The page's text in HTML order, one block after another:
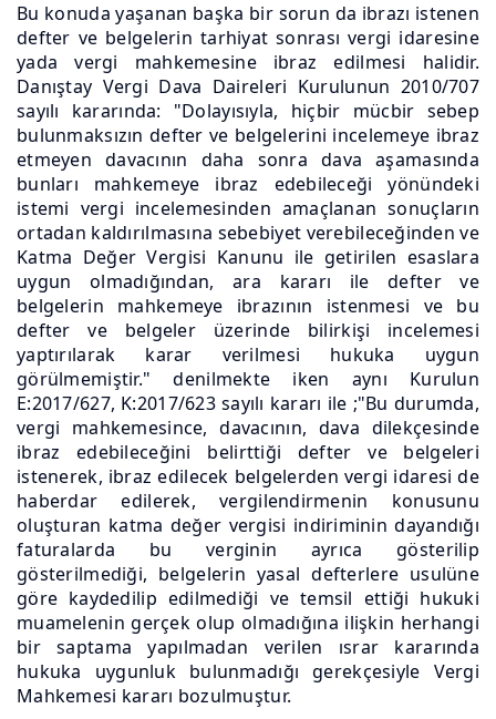
Bu konuda yaşanan başka bir sorun da ibrazı istenen
defter ve belgelerin tarhiyat sonrası vergi idaresine
yada vergi mahkemesine ibraz edilmesi halidir.
Danıştay Vergi Dava Daireleri Kurulunun 2010/707
sayılı kararında: "Dolayısıyla, hiçbir mücbir sebep
bulunmaksızın defter ve belgelerini incelemeye ibraz
etmeyen davacının daha sonra dava aşamasında
bunları mahkemeye ibraz edebileceği yönündeki
istemi vergi incelemesinden amaçlanan sonuçların
ortadan kaldırılmasına sebebiyet verebileceğinden ve
Katma Değer Vergisi Kanunu ile getirilen esaslara
uygun olmadığından, ara kararı ile defter ve
belgelerin mahkemeye ibrazının istenmesi ve bu
defter ve belgeler üzerinde bilirkişi incelemesi
yaptırılarak karar verilmesi hukuka uygun
görülmemiştir." denilmekte iken aynı Kurulun
E:2017/627, K:2017/623 sayılı kararı ile ;"Bu durumda,
vergi mahkemesince, davacının, dava dilekçesinde
ibraz edebileceğini belirttiği defter ve belgeleri
istenerek, ibraz edilecek belgelerden vergi idaresi de
haberdar edilerek, vergilendirmenin konusunu
oluşturan katma değer vergisi indiriminin dayandığı
faturalarda bu verginin ayrıca gösterilip
gösterilmediği, belgelerin yasal defterlere usulüne
göre kaydedilip edilmediği ve temsil ettiği hukuki
muamelenin gerçek olup olmadığına ilişkin herhangi
bir saptama yapılmadan verilen ısrar kararında
hukuka uygunluk bulunmadığı gerekçesiyle Vergi
Mahkemesi kararı bozulmuştur.